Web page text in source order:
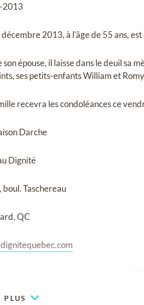
2013
décembre 2013, à l'âge de 55 ans,
épouse, il laisse dans le deuil sa
ses petits-enfants William et
recevra les condoléances ce
Darche
Dignité
boul. Taschereau
QC
PLUS